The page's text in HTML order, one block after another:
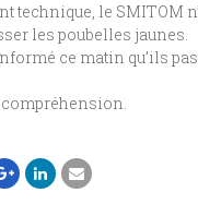
technique, le SMITOM
les poubelles jaunes.
ce matin qu’ils